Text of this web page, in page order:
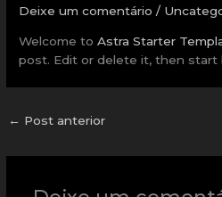
Deixe um comentário /
Welcome toAstra Starter
post. Edit or delete it, then start
← Post anterior